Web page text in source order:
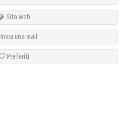
Sito web
Invia una mail
Preferiti